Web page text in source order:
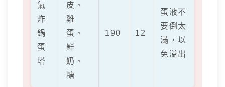
氣
炸
鍋
蛋
塔
皮、
雞
蛋、
鮮
奶、
糖
190 12
蛋液不
要倒太
滿，以
免溢出